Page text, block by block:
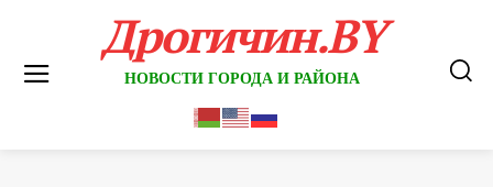
Дрогичин.BY
НОВОСТИ ГОРОДА И РАЙОНА